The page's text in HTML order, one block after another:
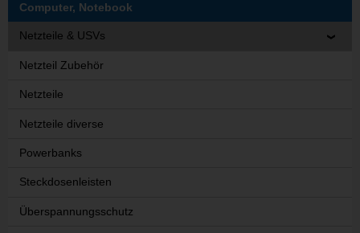
Computer, Notebook
Netzteile & USVs
Netzteil Zubehör
Netzteile
Netzteile diverse
Powerbanks
Steckdosenleisten
Überspannungsschutz